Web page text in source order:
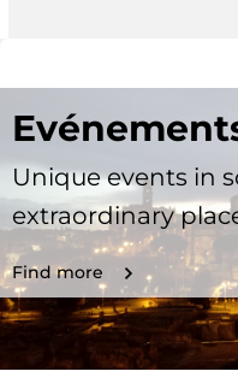
Unique events in
extraordinary
Find more